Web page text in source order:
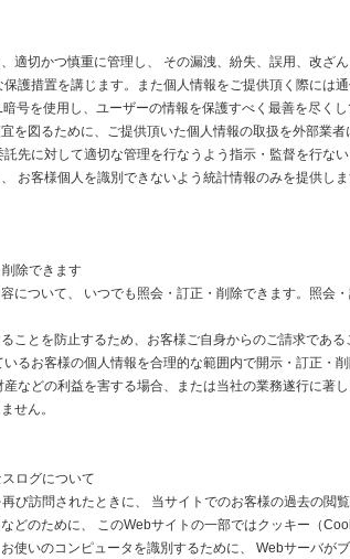
適切かつ慎重に管理し、 その漏洩、紛失、誤用、改ざ
護措置を講じます。また個人情報をご提供頂く際には
号を使用し、ユーザーの情報を保護すべく最善を尽く
を図るために、ご提供頂いた個人情報の取扱を外部業者
先に対して適切な管理を行なうよう指示・監督を行ない
お客様個人を識別できないよう統計情報のみを提供しま
除できます
について、 いつでも照会・訂正・削除できます。照会
ことを防止するため、お客様ご自身からのご請求である
るお客様の個人情報を合理的な範囲内で開示・訂正・
などの利益を害する場合、または当社の業務遂行に著
せん。
ログについて
び訪問されたときに、 当サイトでのお客様の過去の閲
どのために、 このWebサイトの一部ではクッキー（
使いのコンピュータを識別するために、 Webサーバが